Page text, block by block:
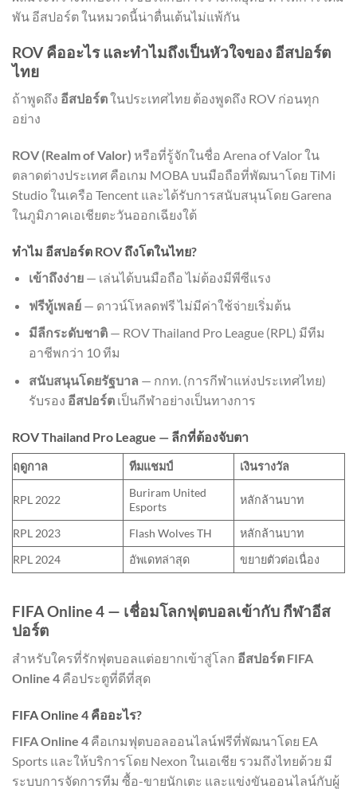
พัน อีสปอร์ต ในหมวดนี้น่าตื่นเต้นไม่แพ้กัน
ROV คืออะไร และทำไมถึงเป็นหัวใจของ อีสปอร์ต
ไทย
ถ้าพูดถึง อีสปอร์ตในประเทศไทย ต้องพูดถึง ROV ก่อนทุก
อย่าง
ROV (Realm of Valor) หรือที่รู้จักในชื่อ Arena of Valor ใน
ตลาดต่างประเทศ คือเกม MOBA บนมือถือที่พัฒนาโดย TiMi
Studio ในเครือ Tencent และได้รับการสนับสนุนโดย Garena
ในภูมิภาคเอเชียตะวันออกเฉียงใต้
ทำไม อีสปอร์ต ROV ถึงโตในไทย?
เข้าถึงง่าย— เล่นได้บนมือถือ ไม่ต้องมีพีซีแรง
ฟรีทู้เพลย์— ดาวน์โหลดฟรี ไม่มีค่าใช้จ่ายเริ่มต้น
มีลีกระดับชาติ— ROV Thailand Pro League (RPL) มีทีม
อาชีพกว่า 10 ทีม
สนับสนุนโดยรัฐบาล — กกท. (การกีฬาแห่งประเทศไทย)
รับรอง อีสปอร์ตเป็นกีฬาอย่างเป็นทางการ
ROV Thailand Pro League — ลีกที่ต้องจับตา
ฤดูกาล ทีมแชมป์ เงินรางวัล
RPL 2022
Buriram United
Esports
หลักล้านบาท
RPL 2023 Flash Wolves TH
หลักล้านบาท
RPL 2024
อัพเดทล่าสุด ขยายตัวต่อเนื่อง
FIFA Online 4 — เชื่อมโลกฟุตบอลเข้ากับ กีฬาอีส
ปอร์ต
สำหรับใครที่รักฟุตบอลแต่อยากเข้าสู่โลก อีสปอร์ต FIFA
Online 4 คือประตูที่ดีที่สุด
FIFA Online 4 คืออะไร?
FIFA Online 4 คือเกมฟุตบอลออนไลน์ฟรีที่พัฒนาโดย EA
Sports และให้บริการโดย Nexon ในเอเชีย รวมถึงไทยด้วย มี
ระบบการจัดการทีม ซื้อ-ขายนักเตะ และแข่งขันออนไลน์กับผู้